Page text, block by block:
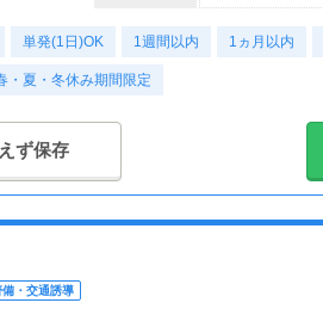
単発(1日)OK 1週間以内 1ヵ月以内
・夏・冬休み期間限定
ず保存
備・交通誘導